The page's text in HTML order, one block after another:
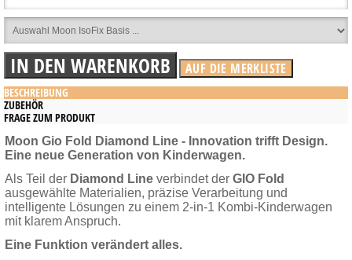
BESCHREIBUNG
ZUBEHÖR
FRAGE ZUM PRODUKT
Moon Gio Fold Diamond Line - Innovation trifft Design.
Eine neue Generation von Kinderwagen.
Als Teil der Diamond Line verbindet der GIO Fold
ausgewählte Materialien, präzise Verarbeitung und
intelligente Lösungen zu einem 2-in-1 Kombi-Kinderwagen
mit klarem Anspruch.
Eine Funktion verändert alles.